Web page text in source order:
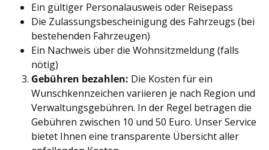
Ein gültiger Personalausweis oder Reisepass
Die Zulassungsbescheinigung des Fahrzeugs (bei
bestehenden Fahrzeugen)
Ein Nachweis über die Wohnsitzmeldung (falls
nötig)
Gebühren bezahlen: Die Kosten für ein
Wunschkennzeichen variieren je nach Region und
Verwaltungsgebühren. In der Regel betragen die
Gebühren zwischen 10 und 50 Euro. Unser Service
bietet Ihnen eine transparente Übersicht aller